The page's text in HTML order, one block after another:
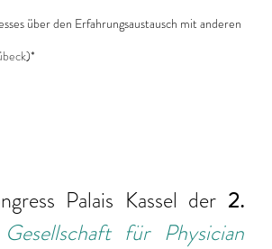
über den Erfahrungsaustausch mit anderen
)*
Palais Kassel der 2.
für Physician